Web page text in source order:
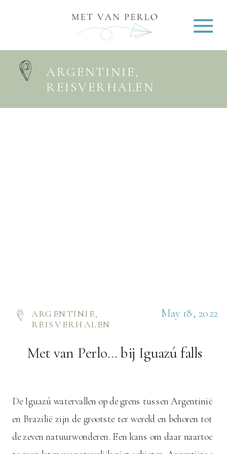
ARGENTINIE,
REISVERHALEN
Met van Perlo… bij Iguazú falls
De Iguazú watervallen op de grens tussen Argentinië
en Brazilië zijn de grootste ter wereld en behoren tot
de zeven natuurwonderen. Een kans om daar naartoe
ARGENTINIE,
REISVERHALEN
May 18, 2022